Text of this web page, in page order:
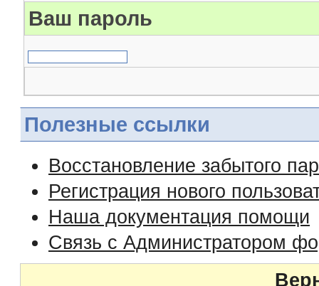
Ваш пароль
Полезные ссылки
Восстановление забытого
Регистрация нового
Наша документация помощи
Связь с Администратором